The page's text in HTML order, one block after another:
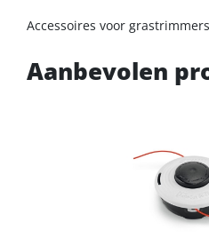
Accessoires voor
Aanbevolen